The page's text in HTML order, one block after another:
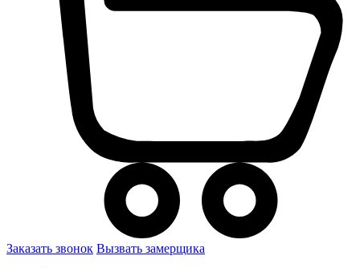
Заказать звонок Вызвать замерщика